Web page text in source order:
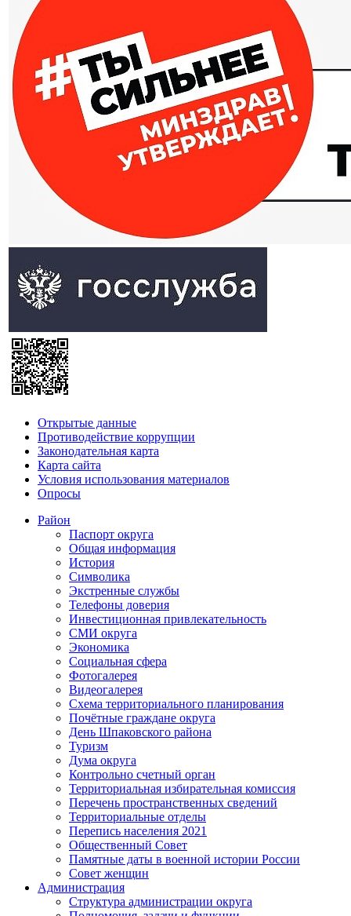
Открытые данные
Противодействие коррупции
Законодательная карта
Карта сайта
Условия использования материалов
Опросы
Район
Паспорт округа
Общая информация
История
Символика
Экстренные службы
Телефоны доверия
Инвестиционная привлекательность
СМИ округа
Экономика
Социальная сфера
Фотогалерея
Видеогалерея
Схема территориального планирования
Почётные граждане округа
День Шпаковского района
Туризм
Дума округа
Контрольно счетный орган
Территориальная избирательная комиссия
Перечень пространственных сведений
Территориальные отделы
Перепись населения 2021
Общественный Совет
Памятные даты в военной истории России
Совет женщин
Администрация
Структура администрации округа